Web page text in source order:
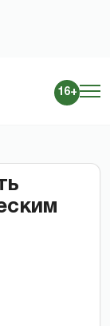
16+